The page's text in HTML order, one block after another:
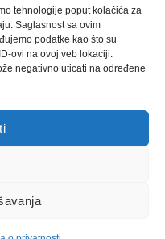
tehnologije poput kolačića za
Saglasnost sa ovim
podatke kao što su
ovi na ovoj veb lokaciji.
negativno uticati na određene
BLOWER
mašina 4
Laufer